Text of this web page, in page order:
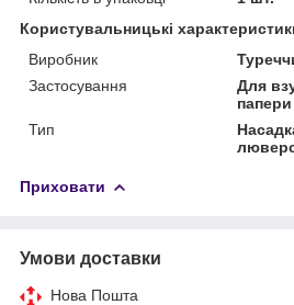
Користувальницькі
Виробник
Застосування
Для
папери
Тип
Приховати
Умови доставки
Нова Пошта